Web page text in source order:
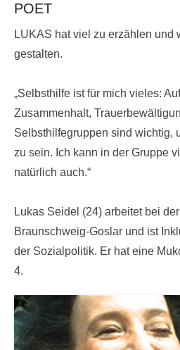
POET
LUKAS hat viel zu erzählen und
gestalten.
„Selbsthilfe ist für mich vieles:
Zusammenhalt,
Selbsthilfegruppen sind wichtig,
zu sein. Ich kann in der Gruppe
natürlich auch.“
Lukas Seidel (24) arbeitet bei
Braunschweig-Goslar und ist
der Sozialpolitik. Er hat eine
4.